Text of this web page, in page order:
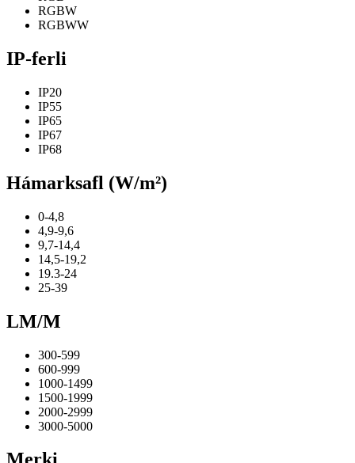
RGBW
RGBWW
IP-ferli
IP20
IP55
IP65
IP67
IP68
Hámarksafl (W/m²)
0-4,8
4,9-9,6
9,7-14,4
14,5-19,2
19.3-24
25-39
LM/M
300-599
600-999
1000-1499
1500-1999
2000-2999
3000-5000